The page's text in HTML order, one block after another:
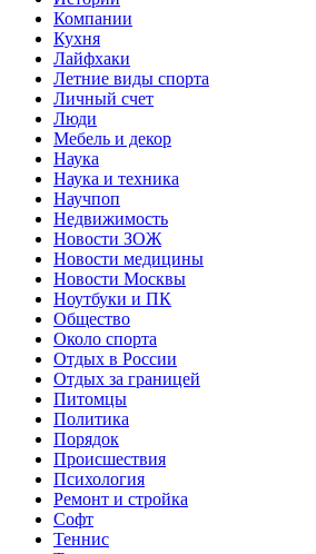
Компании
Кухня
Лайфхаки
Летние виды спорта
Личный счет
Люди
Мебель и декор
Наука
Наука и техника
Научпоп
Недвижимость
Новости ЗОЖ
Новости медицины
Новости Москвы
Ноутбуки и ПК
Общество
Около спорта
Отдых в России
Отдых за границей
Питомцы
Политика
Порядок
Происшествия
Психология
Ремонт и стройка
Софт
Теннис